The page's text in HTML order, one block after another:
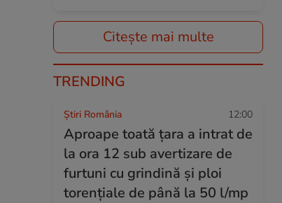
Citește mai multe
TRENDING
Știri România 12:00
Aproape toată țara a intrat de
la ora 12 sub avertizare de
furtuni cu grindină și ploi
torențiale de până la 50 l/mp